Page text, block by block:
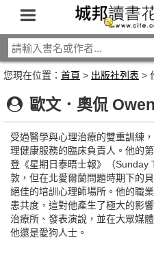
您現在位置： 首頁 > 出版社列表 >
歐文．奧侃
受過醫學與心理治療的雙重訓練
理健康服務的臨床負責人。他的
登《星期日泰晤士報》（Sunday
敦，但在北愛爾蘭問題時期下的
絕佳的培訓心理師場所。他的職
患共度，這對他產生了極大的影
治療所、發表演說，並在大眾媒
他還是愛狗人士。